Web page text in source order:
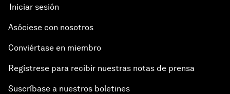
Iniciar sesión
Asóciese con nosotros
Conviértase en miembro
Regístrese para recibir nuestras notas de prensa
Suscríbase a nuestros boletines